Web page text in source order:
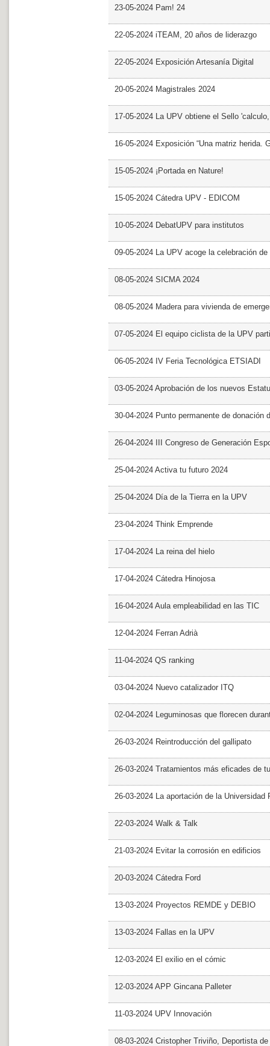
23-05-2024 Pam! 24
22-05-2024 iTEAM, 20 años de liderazgo
22-05-2024 Exposición Artesanía Digital
20-05-2024 Magistrales 2024
17-05-2024 La UPV obtiene el Sello
16-05-2024 Exposición “Una matriz herida.
15-05-2024 ¡Portada en Nature!
15-05-2024 Cátedra UPV - EDICOM
10-05-2024 DebatUPV para institutos
09-05-2024 La UPV acoge la celebración
08-05-2024 SICMA 2024
08-05-2024 Madera para vivienda de
07-05-2024 El equipo ciclista de la UPV
06-05-2024 IV Feria Tecnológica ETSIADI
03-05-2024 Aprobación de los nuevos
30-04-2024 Punto permanente de donación
26-04-2024 III Congreso de Generación
25-04-2024 Activa tu futuro 2024
25-04-2024 Día de la Tierra en la UPV
23-04-2024 Think Emprende
17-04-2024 La reina del hielo
17-04-2024 Cátedra Hinojosa
16-04-2024 Aula empleabilidad en las TIC
12-04-2024 Ferran Adrià
11-04-2024 QS ranking
03-04-2024 Nuevo catalizador ITQ
02-04-2024 Leguminosas que florecen
26-03-2024 Reintroducción del gallipato
26-03-2024 Tratamientos más eficades de
26-03-2024 La aportación de la Universidad
22-03-2024 Walk & Talk
21-03-2024 Evitar la corrosión en edificios
20-03-2024 Cátedra Ford
13-03-2024 Proyectos REMDE y DEBIO
13-03-2024 Fallas en la UPV
12-03-2024 El exilio en el cómic
12-03-2024 APP Gincana Palleter
11-03-2024 UPV Innovación
08-03-2024 Cristopher Triviño, Deportista